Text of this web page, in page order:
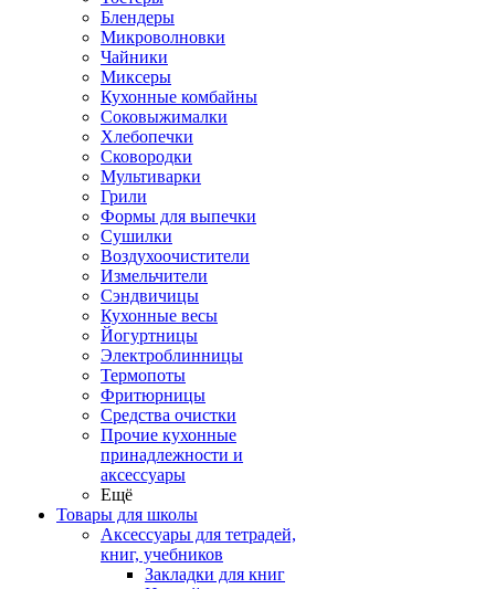
Блендеры
Микроволновки
Чайники
Миксеры
Кухонные комбайны
Соковыжималки
Хлебопечки
Сковородки
Мультиварки
Грили
Формы для выпечки
Сушилки
Воздухоочистители
Измельчители
Сэндвичицы
Кухонные весы
Йогуртницы
Электроблинницы
Термопоты
Фритюрницы
Средства очистки
Прочие кухонные
принадлежности и
аксессуары
Ещё
Товары для школы
Аксессуары для тетрадей,
книг, учебников
Закладки для книг